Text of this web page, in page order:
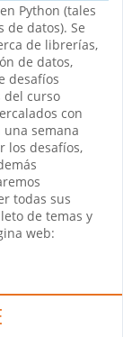
Python (tales
de datos). Se
de librerías,
de datos,
desafíos
del curso
con
semana
los desafíos,
todas sus
de temas y
web: